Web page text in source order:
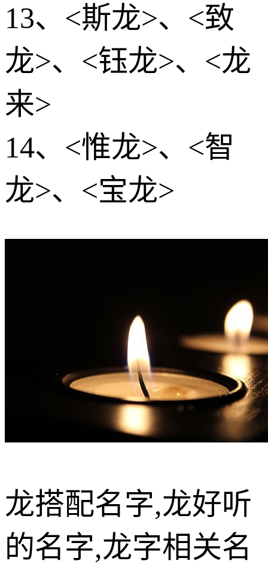
13、<斯龙>、<致
龙>、<钰龙>、<龙
来>
14、<惟龙>、<智
龙>、<宝龙>
龙搭配名字,龙好听
的名字,龙字相关名